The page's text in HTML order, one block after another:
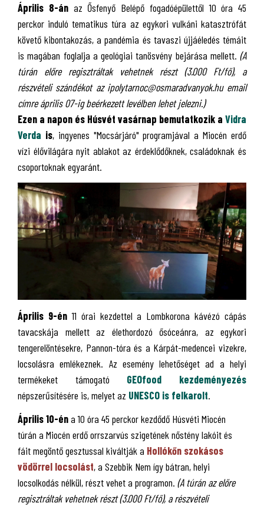
Április 8-án az Ősfenyő Belépő fogadóépülettől 10 óra 45
perckor induló tematikus túra az egykori vulkáni katasztrófát
követő kibontakozás, a pandémia és tavaszi újjáéledés témáit
is magában foglalja a geológiai tanösvény bejárása mellett. (A
túrán előre regisztráltak vehetnek részt (3.000 Ft/fő), a
részvételi szándékot az ipolytarnoc@osmaradvanyok.hu email
címre április 07-ig beérkezett levélben lehet jelezni.)
Ezen a napon és Húsvét vasárnap bemutatkozik a Vidra
Verda is, ingyenes "Mocsárjáró" programjával a Miocén erdő
vízi élővilágára nyit ablakot az érdeklődőknek, családoknak és
csoportoknak egyaránt.
Április 9-én11 órai kezdettel a Lombkorona kávézó cápás
tavacskája mellett az élethordozó ősóceánra, az egykori
tengerelöntésekre, Pannon-tóra és a Kárpát-medencei vizekre,
locsolásra emlékeznek. Az esemény lehetőséget ad a helyi
termékeket támogató GEOfood kezdeményezés
népszerűsítésére is, melyet az UNESCO is felkarolt.
Április 10-éna 10 óra 45 perckor kezdődő Húsvéti Miocén
túrán a Miocén erdő orrszarvús szigetének nőstény lakóit és
fáit megöntő gesztussal kiváltják a Hollókőn szokásos
vödörrel locsolást, a Szebbik Nem így bátran, helyi
locsolkodás nélkül, részt vehet a programon. (A túrán az előre
regisztráltak vehetnek részt (3.000 Ft/fő), a részvételi